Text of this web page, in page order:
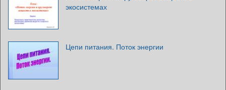
экосистемах
Цепи питания. Поток энергии